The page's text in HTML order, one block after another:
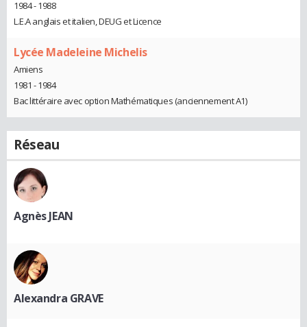
1984 - 1988
L.E.A anglais et italien, DEUG et Licence
Lycée Madeleine Michelis
Amiens
1981 - 1984
Bac littéraire avec option Mathématiques (anciennement A1)
Réseau
Agnès JEAN
Alexandra GRAVE